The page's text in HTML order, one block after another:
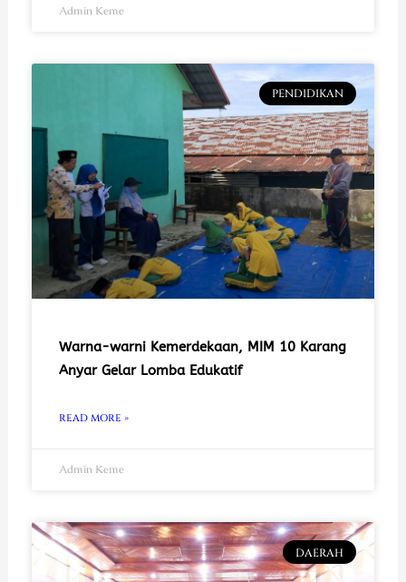
Admin Keme
PENDIDIKAN
Warna-warni Kemerdekaan, MIM 10 Karang
Anyar Gelar Lomba Edukatif
READ MORE »
Admin Keme
DAERAH